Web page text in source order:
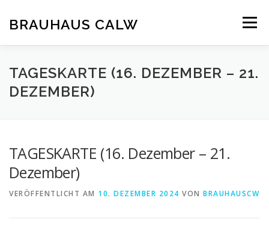
springen
BRAUHAUS CALW Menü
TAGESKARTE (16. DEZEMBER – 21.
DEZEMBER)
TAGESKARTE (16. Dezember – 21.
Dezember)
VERÖFFENTLICHT AM 10. DEZEMBER 2024 VON BRAUHAUSCW